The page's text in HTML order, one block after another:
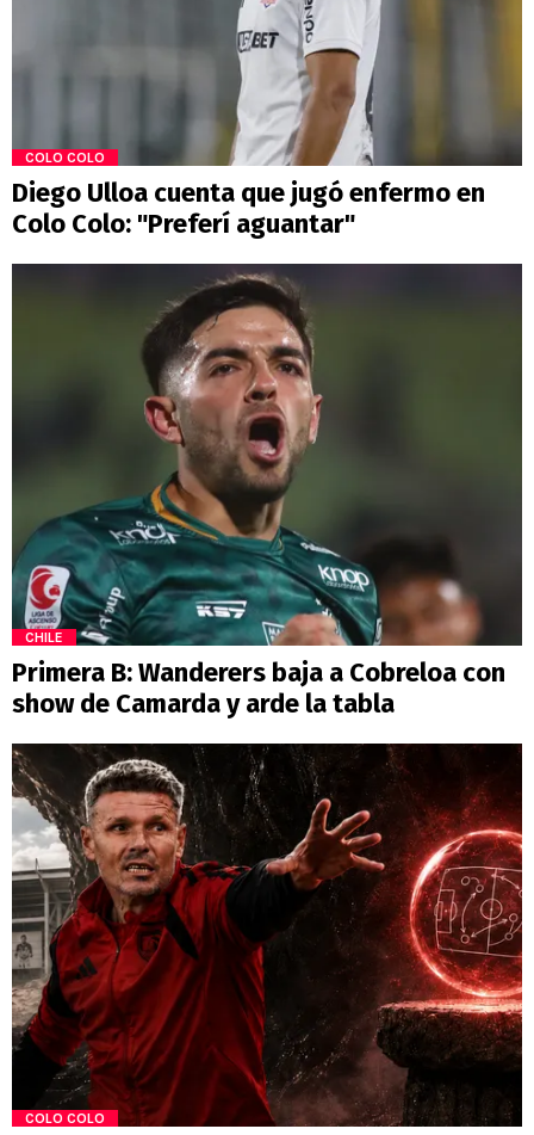
COLO COLO
Diego Ulloa cuenta que jugó enfermo en
Colo Colo: "Preferí aguantar"
CHILE
Primera B: Wanderers baja a Cobreloa con
show de Camarda y arde la tabla
COLO COLO